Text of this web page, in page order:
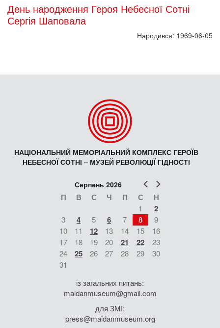
День народження Героя Небесної Сотні
Сергія Шаповала
Народився: 1969-06-05
НАЦІОНАЛЬНИЙ МЕМОРІАЛЬНИЙ КОМПЛЕКС ГЕРОЇВ
НЕБЕСНОЇ СОТНІ – МУЗЕЙ РЕВОЛЮЦІЇ ГІДНОСТІ
Попер
Серпень 2026
П В С Ч П С Н
1 2
3 4 5 6 7 8
9
10
11 12 13 14 15
16
17
18 19 20 21 22
23
24
25 26 27 28 29
30
31
із загальних питань:
maidanmuseum@gmail.com
для ЗМІ:
press@maidanmuseum.org